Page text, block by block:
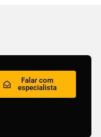
Falar com
especialista